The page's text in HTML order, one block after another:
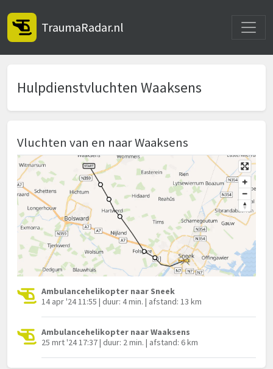
TraumaRadar.nl
Hulpdienstvluchten Waaksens
Vluchten van en naar Waaksens
Ambulancehelikopter naar Sneek
14 apr '24 11:55 | duur: 4 min. | afstand: 13 km
Ambulancehelikopter naar Waaksens
25 mrt '24 17:37 | duur: 2 min. | afstand: 6 km